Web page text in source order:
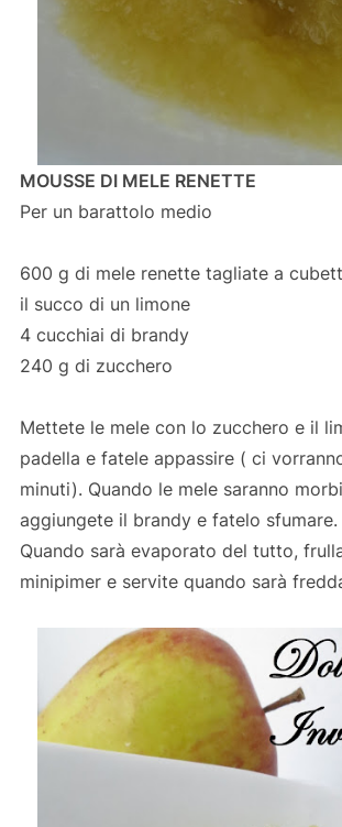
MOUSSE DI MELE RENETTE
Per un barattolo medio
600 g di mele renette tagliate a
il succo di un limone
4 cucchiai di brandy
240 g di zucchero
Mettete le mele con lo zucchero e il
padella e fatele appassire ( ci
minuti). Quando le mele saranno
aggiungete il brandy e fatelo sfumare.
Quando sarà evaporato del tutto,
minipimer e servite quando sarà